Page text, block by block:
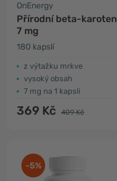
OnEnergy
Přírodní beta-karoten
7 mg
180 kapslí
z výtažku mrkve
vysoký obsah
7 mg na 1 kapsli
369 Kč 409 Kč
-5%